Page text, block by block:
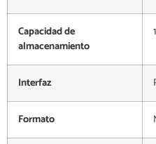
Capacidad de
almacenamiento
Interfaz
Formato